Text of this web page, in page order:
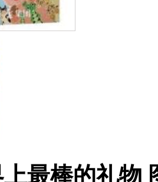
最棒的礼物